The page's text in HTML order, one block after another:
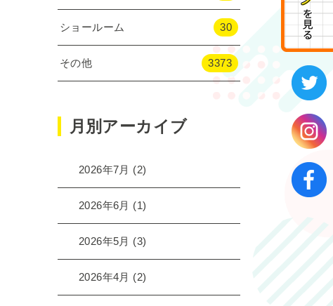
ショールーム 30
その他 3373
月別アーカイブ
2026年7月 (2)
2026年6月 (1)
2026年5月 (3)
2026年4月 (2)